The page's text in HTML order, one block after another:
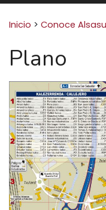
Buscar:
Inicio > Conoce
Plano